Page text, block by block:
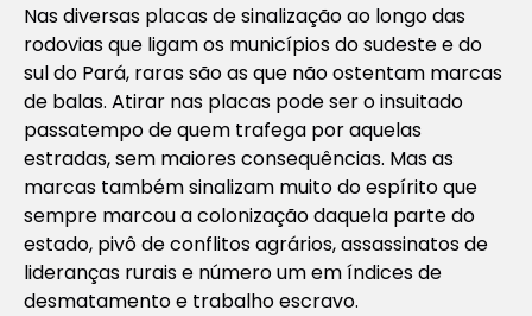
Nas diversas placas de sinalização ao longo das
rodovias que ligam os municípios do sudeste e do
sul do Pará, raras são as que não ostentam marcas
de balas. Atirar nas placas pode ser o insuitado
passatempo de quem trafega por aquelas
estradas, sem maiores consequências. Mas as
marcas também sinalizam muito do espírito que
sempre marcou a colonização daquela parte do
estado, pivô de conflitos agrários, assassinatos de
lideranças rurais e número um em índices de
desmatamento e trabalho escravo.